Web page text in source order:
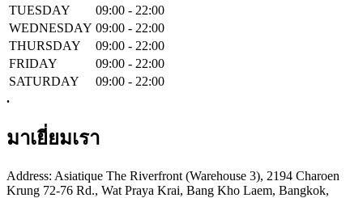
TUESDAY
09:00 - 22:00
WEDNESDAY 09:00 - 22:00
THURSDAY
09:00 - 22:00
FRIDAY
09:00 - 22:00
SATURDAY
09:00 - 22:00
.
มาเยี่ยมเรา
Address: Asiatique The Riverfront (Warehouse 3), 2194 Charoen
Krung 72-76 Rd., Wat Praya Krai, Bang Kho Laem, Bangkok,